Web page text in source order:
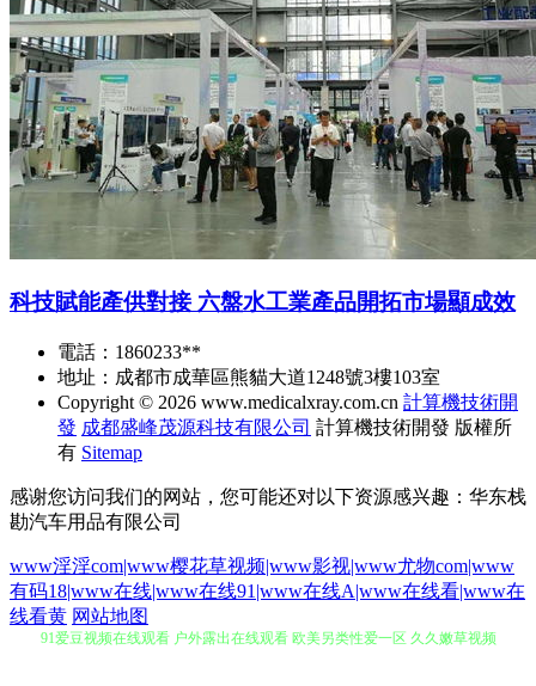
科技賦能產供對接 六盤水工業產品開拓市場顯成效
電話：1860233**
地址：成都市成華區熊貓大道1248號3樓103室
Copyright © 2026 www.medicalxray.com.cn 計算機技術開
發 成都盛峰茂源科技有限公司 計算機技術開發 版權所
有 Sitemap
感谢您访问我们的网站，您可能还对以下资源感兴趣：华东栈
勘汽车用品有限公司
www淫淫com|www樱花草视频|www影视|www尤物com|www
有码18|www在线|www在线91|www在线A|www在线看|www在
线看黄 网站地图
91爱豆视频在线观看 户外露出在线观看 欧美另类性爱一区 久久嫩草视频